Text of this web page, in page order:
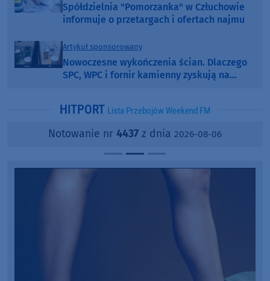
Spółdzielnia "Pomorzanka" w Człuchowie
informuje o przetargach i ofertach najmu
Artykuł sponsorowany
Nowoczesne wykończenia ścian. Dlaczego
SPC, WPC i fornir kamienny zyskują na
HITPORT Lista Przebojów Weekend FM
Notowanie nr 4437 z dnia 2026-08-06